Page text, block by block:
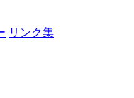
リンク集